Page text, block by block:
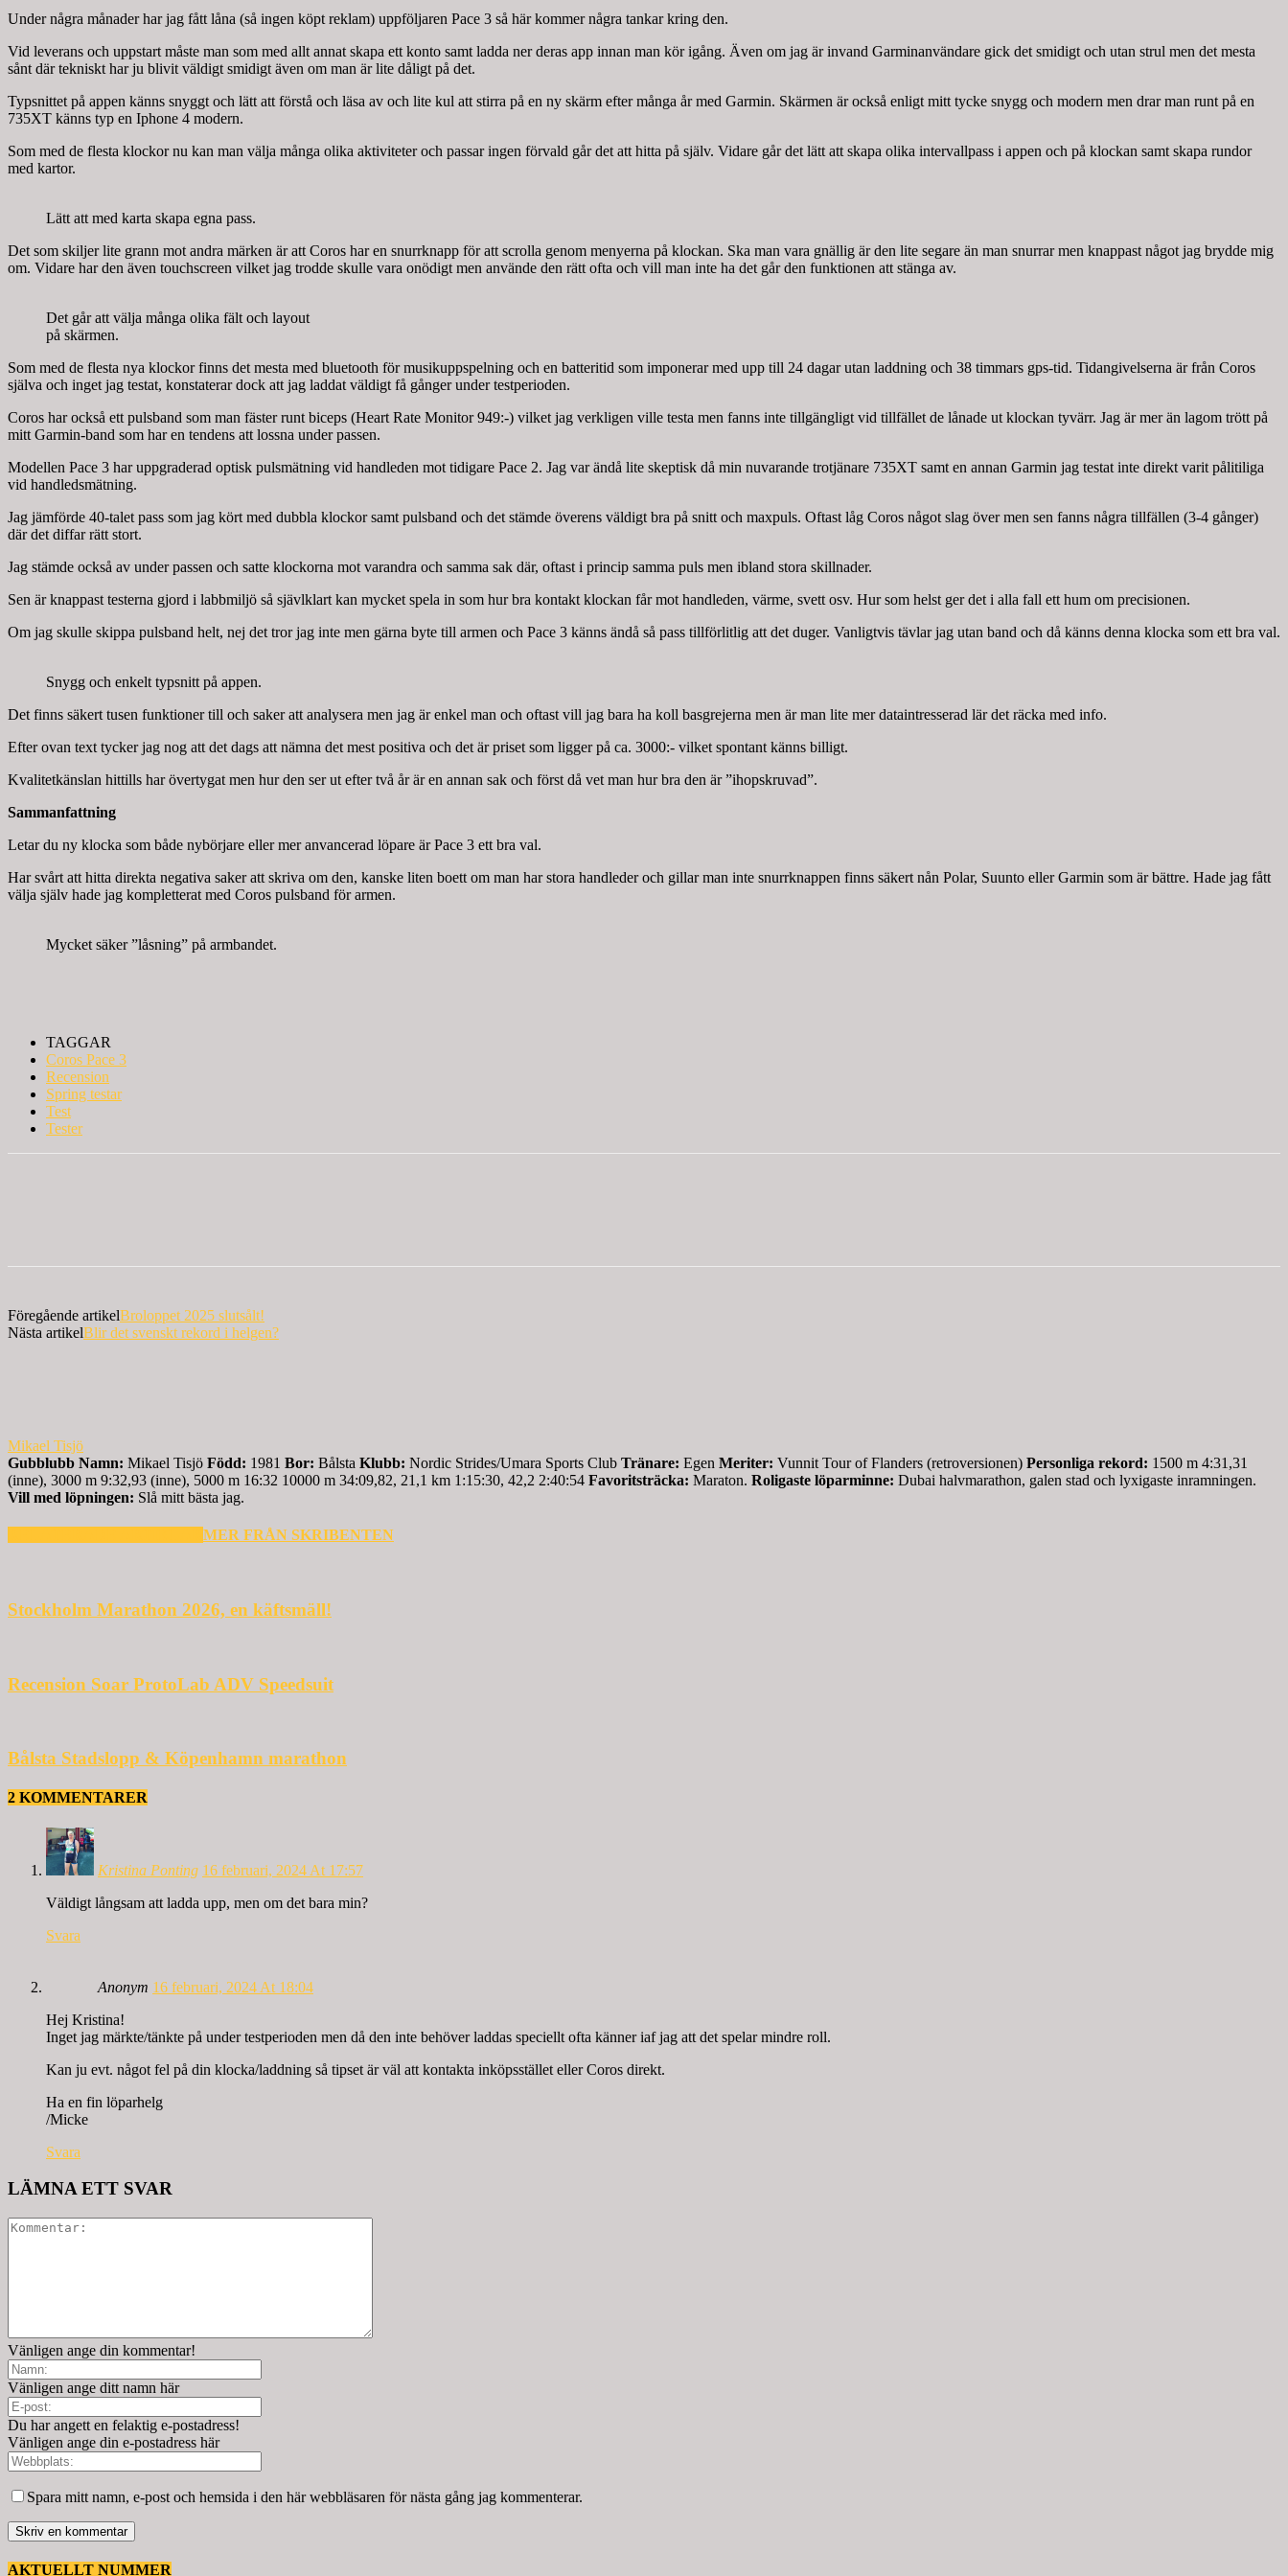
Under några månader har jag fått låna (så ingen köpt reklam) uppföljaren Pace 3 så här kommer några tankar kring den.
Vid leverans och uppstart måste man som med allt annat skapa ett konto samt ladda ner deras app innan man kör igång. Även om jag är invand Garminanvändare gick det smidigt och utan strul men det mesta
sånt där tekniskt har ju blivit väldigt smidigt även om man är lite dåligt på det.
Typsnittet på appen känns snyggt och lätt att förstå och läsa av och lite kul att stirra på en ny skärm efter många år med Garmin. Skärmen är också enligt mitt tycke snygg och modern men drar man runt på en
735XT känns typ en Iphone 4 modern.
Som med de flesta klockor nu kan man välja många olika aktiviteter och passar ingen förvald går det att hitta på själv. Vidare går det lätt att skapa olika intervallpass i appen och på klockan samt skapa rundor
med kartor.
Lätt att med karta skapa egna pass.
Det som skiljer lite grann mot andra märken är att Coros har en snurrknapp för att scrolla genom menyerna på klockan. Ska man vara gnällig är den lite segare än man snurrar men knappast något jag brydde mig
om. Vidare har den även touchscreen vilket jag trodde skulle vara onödigt men använde den rätt ofta och vill man inte ha det går den funktionen att stänga av.
Det går att välja många olika fält och layout
på skärmen.
Som med de flesta nya klockor finns det mesta med bluetooth för musikuppspelning och en batteritid som imponerar med upp till 24 dagar utan laddning och 38 timmars gps-tid. Tidangivelserna är från Coros
själva och inget jag testat, konstaterar dock att jag laddat väldigt få gånger under testperioden.
Coros har också ett pulsband som man fäster runt biceps (Heart Rate Monitor 949:-) vilket jag verkligen ville testa men fanns inte tillgängligt vid tillfället de lånade ut klockan tyvärr. Jag är mer än lagom trött på
mitt Garmin-band som har en tendens att lossna under passen.
Modellen Pace 3 har uppgraderad optisk pulsmätning vid handleden mot tidigare Pace 2. Jag var ändå lite skeptisk då min nuvarande trotjänare 735XT samt en annan Garmin jag testat inte direkt varit pålitiliga
vid handledsmätning.
Jag jämförde 40-talet pass som jag kört med dubbla klockor samt pulsband och det stämde överens väldigt bra på snitt och maxpuls. Oftast låg Coros något slag över men sen fanns några tillfällen (3-4 gånger)
där det diffar rätt stort.
Jag stämde också av under passen och satte klockorna mot varandra och samma sak där, oftast i princip samma puls men ibland stora skillnader.
Sen är knappast testerna gjord i labbmiljö så sjävlklart kan mycket spela in som hur bra kontakt klockan får mot handleden, värme, svett osv. Hur som helst ger det i alla fall ett hum om precisionen.
Om jag skulle skippa pulsband helt, nej det tror jag inte men gärna byte till armen och Pace 3 känns ändå så pass tillförlitlig att det duger. Vanligtvis tävlar jag utan band och då känns denna klocka som ett bra val.
Snygg och enkelt typsnitt på appen.
Det finns säkert tusen funktioner till och saker att analysera men jag är enkel man och oftast vill jag bara ha koll basgrejerna men är man lite mer dataintresserad lär det räcka med info.
Efter ovan text tycker jag nog att det dags att nämna det mest positiva och det är priset som ligger på ca. 3000:- vilket spontant känns billigt.
Kvalitetkänslan hittills har övertygat men hur den ser ut efter två år är en annan sak och först då vet man hur bra den är ”ihopskruvad”.
Sammanfattning
Letar du ny klocka som både nybörjare eller mer anvancerad löpare är Pace 3 ett bra val.
Har svårt att hitta direkta negativa saker att skriva om den, kanske liten boett om man har stora handleder och gillar man inte snurrknappen finns säkert nån Polar, Suunto eller Garmin som är bättre. Hade jag fått
välja själv hade jag kompletterat med Coros pulsband för armen.
Mycket säker ”låsning” på armbandet.
TAGGAR
Coros Pace 3
Recension
Spring testar
Test
Tester
Föregående artikelBroloppet 2025 slutsålt!
Nästa artikelBlir det svenskt rekord i helgen?
Mikael Tisjö
Gubblubb Namn: Mikael Tisjö Född: 1981 Bor: Bålsta Klubb: Nordic Strides/Umara Sports Club Tränare: Egen Meriter: Vunnit Tour of Flanders (retroversionen) Personliga rekord: 1500 m 4:31,31
(inne), 3000 m 9:32,93 (inne), 5000 m 16:32 10000 m 34:09,82, 21,1 km 1:15:30, 42,2 2:40:54 Favoritsträcka: Maraton. Roligaste löparminne: Dubai halvmarathon, galen stad och lyxigaste inramningen.
Vill med löpningen: Slå mitt bästa jag.
MER FRÅN SKRIBENTEN
Stockholm Marathon 2026, en käftsmäll!
Recension Soar ProtoLab ADV Speedsuit
Bålsta Stadslopp & Köpenhamn marathon
2 KOMMENTARER
Kristina Ponting 16 februari, 2024 At 17:57
Väldigt långsam att ladda upp, men om det bara min?
Svara
Anonym 16 februari, 2024 At 18:04
Hej Kristina!
Inget jag märkte/tänkte på under testperioden men då den inte behöver laddas speciellt ofta känner iaf jag att det spelar mindre roll.
Kan ju evt. något fel på din klocka/laddning så tipset är väl att kontakta inköpsstället eller Coros direkt.
Ha en fin löparhelg
/Micke
Svara
LÄMNA ETT SVAR
Vänligen ange din kommentar!
Vänligen ange ditt namn här
Du har angett en felaktig e-postadress!
Vänligen ange din e-postadress här
Spara mitt namn, e-post och hemsida i den här webbläsaren för nästa gång jag kommenterar.
AKTUELLT NUMMER